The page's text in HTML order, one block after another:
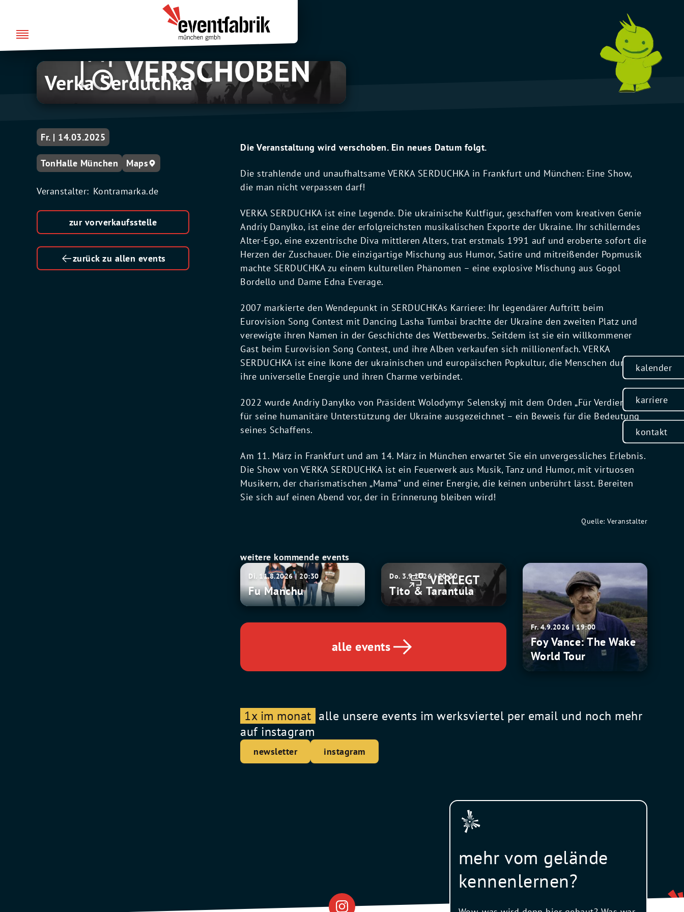
springen
kalender
karriere
kontakt
Verka Serduchka
Die Veranstaltung wird verschoben. Ein neues Datum folgt.
Die strahlende und unaufhaltsame VERKA SERDUCHKA in Frankfurt und München: Eine Show,
die man nicht verpassen darf!
VERKA SERDUCHKA ist eine Legende. Die ukrainische Kultfigur, geschaffen vom kreativen Genie
Andriy Danylko, ist eine der erfolgreichsten musikalischen Exporte der Ukraine. Ihr schillerndes
Alter-Ego, eine exzentrische Diva mittleren Alters, trat erstmals 1991 auf und eroberte sofort die
Herzen der Zuschauer. Die einzigartige Mischung aus Humor, Satire und mitreißender Popmusik
machte SERDUCHKA zu einem kulturellen Phänomen – eine explosive Mischung aus Gogol
Bordello und Dame Edna Everage.
2007 markierte den Wendepunkt in SERDUCHKAs Karriere: Ihr legendärer Auftritt beim
Eurovision Song Contest mit Dancing Lasha Tumbai brachte der Ukraine den zweiten Platz und
verewigte ihren Namen in der Geschichte des Wettbewerbs. Seitdem ist sie ein willkommener
Gast beim Eurovision Song Contest, und ihre Alben verkaufen sich millionenfach. VERKA
SERDUCHKA ist eine Ikone der ukrainischen und europäischen Popkultur, die Menschen durch
ihre universelle Energie und ihren Charme verbindet.
2022 wurde Andriy Danylko von Präsident Wolodymyr Selenskyj mit dem Orden „Für Verdienste“
für seine humanitäre Unterstützung der Ukraine ausgezeichnet – ein Beweis für die Bedeutung
seines Schaffens.
Am 11. März in Frankfurt und am 14. März in München erwartet Sie ein unvergessliches Erlebnis.
Die Show von VERKA SERDUCHKA ist ein Feuerwerk aus Musik, Tanz und Humor, mit virtuosen
Musikern, der charismatischen „Mama“ und einer Energie, die keinen unberührt lässt. Bereiten
Sie sich auf einen Abend vor, der in Erinnerung bleiben wird!
Quelle: Veranstalter
weitere kommende events
Fu
Manchu
Di. 11.8.2026 | 20:30
Fu Manchu
Tito
Tarantula
Do. 3.9.2026 | 20:30
Tito & Tarantula
Foy
Vance:
The
Wake
World
Tour
Fr. 4.9.2026 | 19:00
Foy Vance: The Wake
World Tour
alle events
1x im monat alle unsere events im werksviertel per email und noch mehr
auf instagram
newsletter instagram
Fr. | 14.03.2025
TonHalle München Maps
Veranstalter: Kontramarka.de
zur vorverkaufsstelle
zurück zu allen events
mehr vom gelände
kennenlernen?